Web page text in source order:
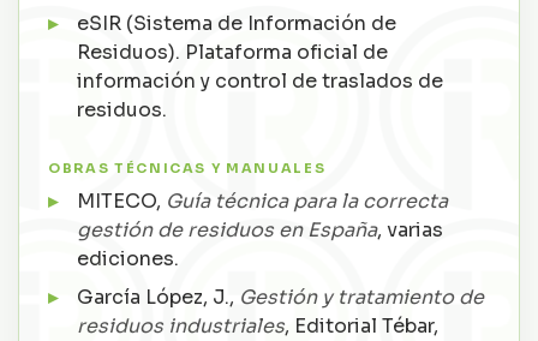
eSIR (Sistema de Información de
Residuos). Plataforma oficial de
información y control de traslados de
residuos.
OBRAS TÉCNICAS Y MANUALES
MITECO, Guía técnica para la correcta
gestión de residuos en España, varias
ediciones.
García López, J., Gestión y tratamiento de
residuos industriales, Editorial Tébar,